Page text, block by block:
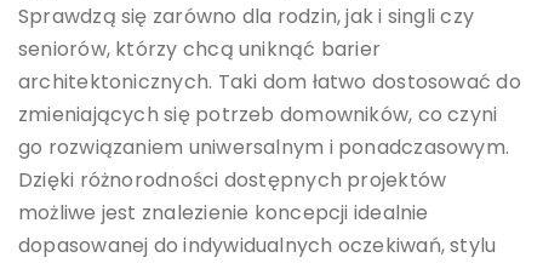
Sprawdzą się zarówno dla rodzin, jak i singli czy
seniorów, którzy chcą uniknąć barier
architektonicznych. Taki dom łatwo dostosować do
zmieniających się potrzeb domowników, co czyni
go rozwiązaniem uniwersalnym i ponadczasowym.
Dzięki różnorodności dostępnych projektów
możliwe jest znalezienie koncepcji idealnie
dopasowanej do indywidualnych oczekiwań, stylu